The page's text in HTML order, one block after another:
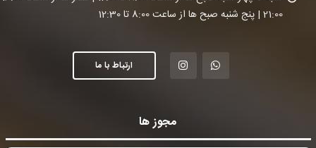
21:00 | پنج شنبه صبح ها از ساعت 8:00 تا 12:30
ارتباط با ما
مجوز ها